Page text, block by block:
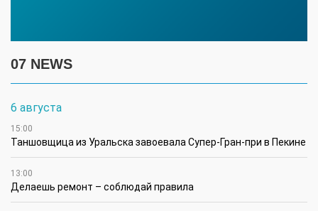
07 NEWS
6 августа
15:00
Таншовщица из Уральска завоевала Супер-Гран-при в Пекине
13:00
Делаешь ремонт – соблюдай правила